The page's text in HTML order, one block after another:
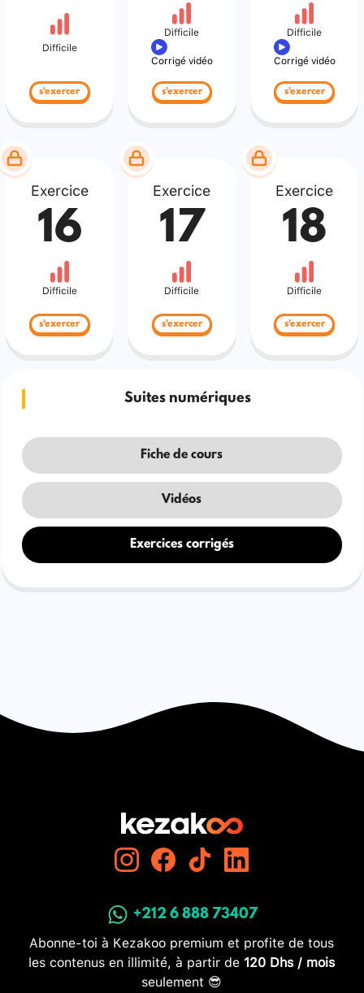
Difficile
s'exercer
Difficile
Corrigé vidéo
s'exercer
Difficile
Corrigé vidéo
s'exercer
Exercice
16
Difficile
s'exercer
Exercice
17
Difficile
s'exercer
Exercice
18
Difficile
s'exercer
Suites numériques
Fiche de cours
Vidéos
Exercices corrigés
+212 6 888 73407
Abonne-toi à Kezakoo premium et profite de tous
les contenus en illimité, à partir de 120 Dhs / mois
seulement 😎